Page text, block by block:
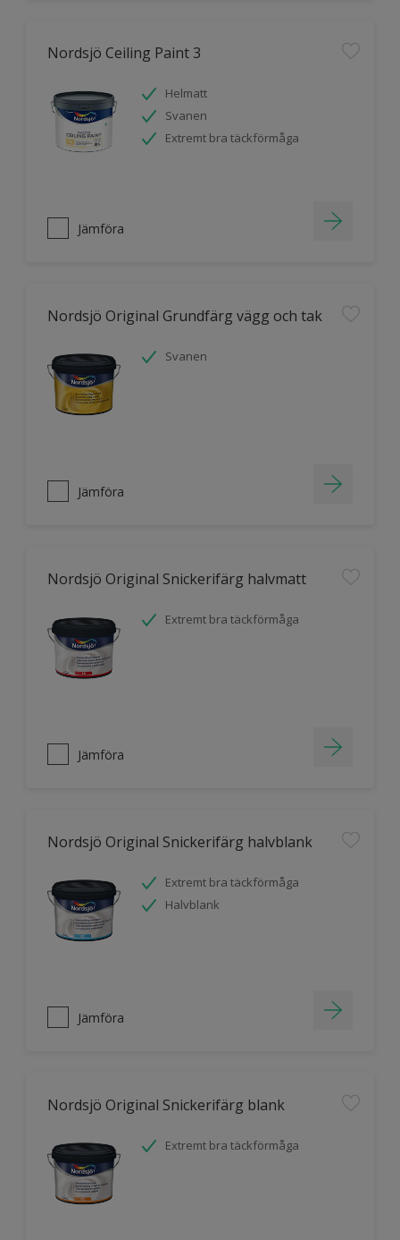
Nordsjö Ceiling Paint 3
Helmatt
Svanen
Extremt bra täckförmåga
Jämföra
Nordsjö Original Grundfärg vägg och tak
Svanen
Jämföra
Nordsjö Original Snickerifärg halvmatt
Extremt bra täckförmåga
Jämföra
Nordsjö Original Snickerifärg halvblank
Extremt bra täckförmåga
Halvblank
Jämföra
Nordsjö Original Snickerifärg blank
Extremt bra täckförmåga